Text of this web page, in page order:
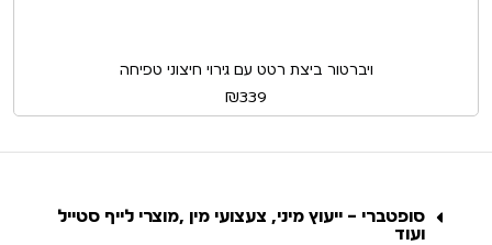
ויברטור ביצת רטט עם גירוי חיצוני טפיחה
₪339
סופטברי – ייעוץ מיני, צעצועי מין ,מוצרי לייף סטייל
ועוד